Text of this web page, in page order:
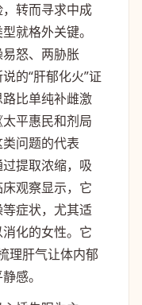
转而寻求中成
就格外关键。
怒、两胁胀
的“肝郁化火”证
比单纯补雌激
平惠民和剂局
问题的代表
提取浓缩，吸
观察显示，它
症状，尤其适
化的女性。它
理肝气让体内郁
感。